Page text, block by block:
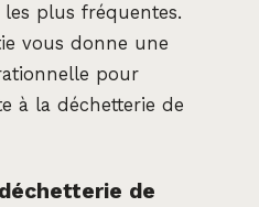
plus fréquentes.
vous donne une
pour
à la déchetterie de
de